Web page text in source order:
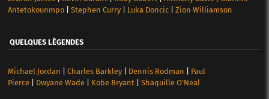
Antetokounmpo| Stephen Curry| Luka Doncic| Zion Williamson
QUELQUES LÉGENDES
Michael Jordan Charles Barkley| Dennis Rodman
Paul
Pierce| Dwyane Wade| Kobe Bryant Shaquille O’Neal